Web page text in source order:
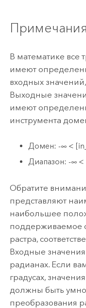
Примечания
В математике все
имеют
входных
Выходные
имеют
инструмента
Домен: -∞ <
Диапазон: -∞
Обратите
представляют
наибольшее
поддерживаемое
растра,
Входные значения
радианах. Если
градусах,
должны быть
преобразования